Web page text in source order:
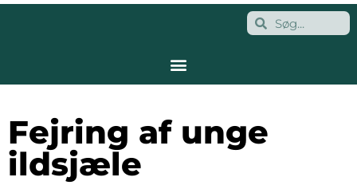
Fejring af unge
ildsjæle